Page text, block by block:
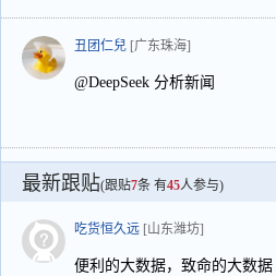
丑团仁兒 [广东珠海]
@DeepSeek 分析新闻
最新跟贴(跟贴7条 有45人参与)
吃货恒久远 [山东潍坊]
便利的大数据，致命的大数据